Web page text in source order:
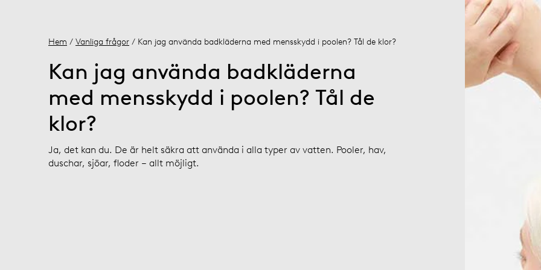
Hem / Vanliga frågor / Kan jag använda badkläderna med mensskydd i poolen? Tål de klor?
Kan jag använda badkläderna
med mensskydd i poolen? Tål de
klor?
Ja, det kan du. De är helt säkra att använda i alla typer av vatten. Pooler, hav,
duschar, sjöar, floder – allt möjligt.